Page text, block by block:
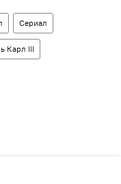
Сериал
Карл III